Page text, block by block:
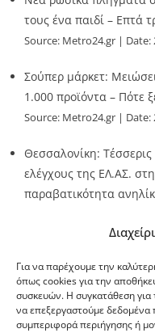
Για να παρέχουμε την
όπως cookies για την
συσκευών. Η συγκατάθεση για
να επεξεργαστούμε
συμπεριφορά περιήγησης ή
τους ένα παιδί – Επτά
Source: Metro24.gr Date:
Σούπερ μάρκετ:
1.000 προϊόντα – Πότε
Source: Metro24.gr Date:
Θεσσαλονίκη:
ελέγχους της ΕΛ.ΑΣ.
παραβατικότητα
G-point.gr